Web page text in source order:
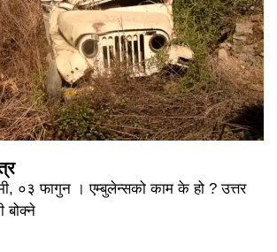
०३ फागुन । एम्बुलेन्सको काम के हो ? उत्तर
बोक्ने